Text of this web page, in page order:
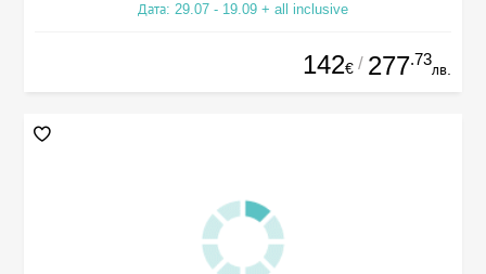
Дата: 29.07 - 19.09 + all inclusive
142€ / 277.73
лв.